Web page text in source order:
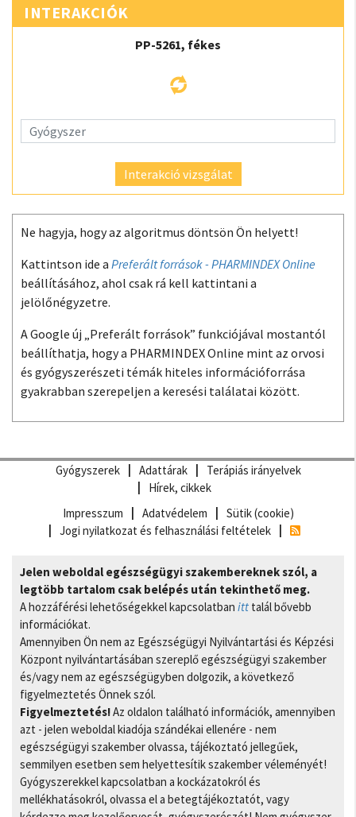
INTERAKCIÓK
PP-5261, fékes
Interakció vizsgálat
Ne hagyja, hogy az algoritmus döntsön Ön helyett!
Kattintson ide a Preferált források - PHARMINDEX Online
beállításához, ahol csak rá kell kattintani a
jelölőnégyzetre.
A Google új „Preferált források” funkciójával mostantól
beállíthatja, hogy a PHARMINDEX Online mint az orvosi
és gyógyszerészeti témák hiteles információforrása
gyakrabban szerepeljen a keresési találatai között.
Gyógyszerek Adattárak
Terápiás irányelvek
Hírek, cikkek
Impresszum
Adatvédelem
Sütik (cookie)
Jogi nyilatkozat és felhasználási feltételek
Jelen weboldal egészségügyi szakembereknek szól, a
legtöbb tartalom csak belépés után tekinthető meg.
A hozzáférési lehetőségekkel kapcsolatban itt talál bővebb
információkat.
Amennyiben Ön nem az Egészségügyi Nyilvántartási és Képzési
Központ nyilvántartásában szereplő egészségügyi szakember
és/vagy nem az egészségügyben dolgozik, a következő
figyelmeztetés Önnek szól.
Figyelmeztetés!Az oldalon található információk, amennyiben
azt - jelen weboldal kiadója szándékai ellenére - nem
egészségügyi szakember olvassa, tájékoztató jellegűek,
semmilyen esetben sem helyettesítik szakember véleményét!
Gyógyszerekkel kapcsolatban a kockázatokról és
mellékhatásokról, olvassa el a betegtájékoztatót, vagy